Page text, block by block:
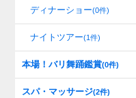
ディナーショー(0件)
ナイトツアー(1件)
本場！バリ舞踊鑑賞(0件)
スパ・マッサージ(2件)